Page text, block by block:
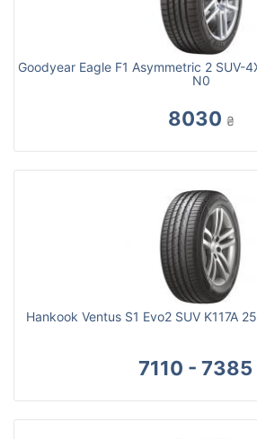
Goodyear Eagle F1 Asymmetric 2 SUV-
N0
8030 ₴
Hankook Ventus S1 Evo2 SUV K117A
7110 - 7385